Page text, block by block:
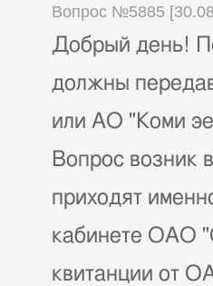
Вопрос №5885
Добрый день!
должны
или АО "Коми
Вопрос возник
приходят
кабинете ОАО
квитанции от